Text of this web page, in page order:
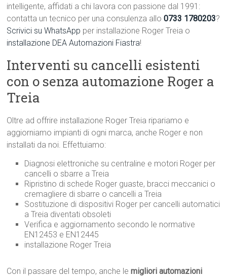
intelligente, affidati a chi lavora con passione dal 1991:
contatta un tecnico per una consulenza allo0733 1780203?
Scrivici su WhatsApp per installazione Roger Treia o
installazione DEA Automazioni Fiastra!
Interventi su cancelli esistenti
con o senza automazione Roger a
Treia
Oltre ad offrire installazione Roger Treia ripariamo e
aggiorniamo impianti di ogni marca, anche Roger e non
installati da noi. Effettuiamo:
Diagnosi elettroniche su centraline e motori Roger per
cancelli o sbarre a Treia
Ripristino di schede Roger guaste, bracci meccanici o
cremagliere di sbarre o cancelli a Treia
Sostituzione di dispositivi Roger per cancelli automatici
a Treia diventati obsoleti
Verifica e aggiornamento secondo le normative
EN12453 e EN12445
installazione Roger Treia
Con il passare del tempo, anche lemigliori automazioni